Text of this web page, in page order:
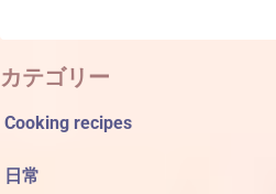
カテゴリー
Cooking recipes
日常